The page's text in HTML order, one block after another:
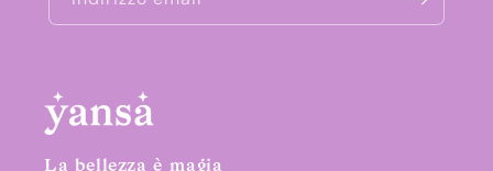
La bellezza è magia